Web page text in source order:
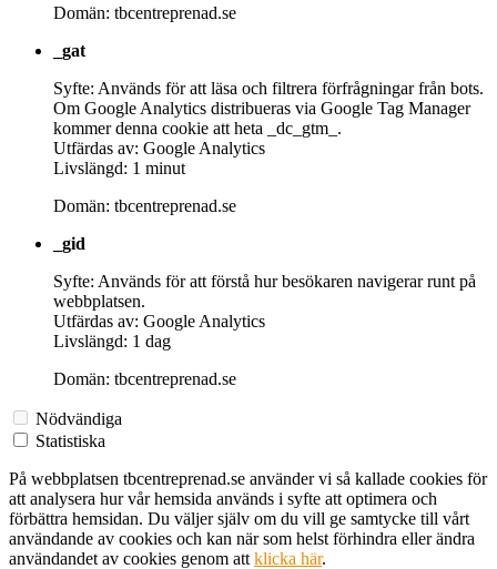
Domän: tbcentreprenad.se
_gat
Syfte: Används för att läsa och filtrera förfrågningar från bots.
Om Google Analytics distribueras via Google Tag Manager
kommer denna cookie att heta _dc_gtm_.
Utfärdas av: Google Analytics
Livslängd: 1 minut
Domän: tbcentreprenad.se
_gid
Syfte: Används för att förstå hur besökaren navigerar runt på
webbplatsen.
Utfärdas av: Google Analytics
Livslängd: 1 dag
Domän: tbcentreprenad.se
Nödvändiga
Statistiska
På webbplatsen tbcentreprenad.se använder vi så kallade cookies för
att analysera hur vår hemsida används i syfte att optimera och
förbättra hemsidan. Du väljer själv om du vill ge samtycke till vårt
användande av cookies och kan när som helst förhindra eller ändra
användandet av cookies genom att klicka här.